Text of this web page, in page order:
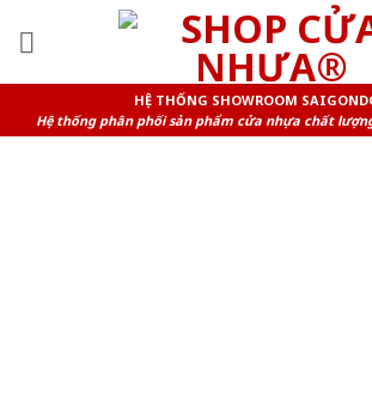
HỆ THỐNG SHOWROOM
Hệ thống phân phối sản phẩm cửa nhựa chất